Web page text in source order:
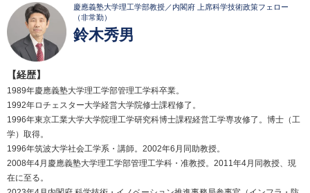
慶應義塾大学理工学部教授／内閣府 上席科学技術政策フェロー
（非常勤）
鈴木秀男
【経歴】
1989年慶應義塾大学理工学部管理工学科卒業。
1992年ロチェスター大学経営大学院修士課程修了。
1996年東京工業大学大学院理工学研究科博士課程経営工学専攻修了。博士（工
学）取得。
1996年筑波大学社会工学系・講師。2002年6月同助教授。
2008年4月慶應義塾大学理工学部管理工学科・准教授。2011年4月同教授、現
在に至る。